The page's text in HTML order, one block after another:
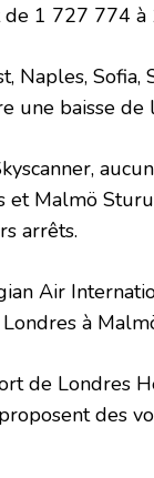
de 1 727 774
Naples,
une baisse
et Malmö
arrêts.
Air
à
de Londres
des